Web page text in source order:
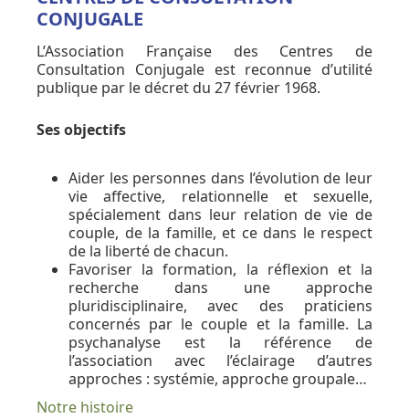
CONJUGALE
L’Association Française des Centres de
Consultation Conjugale est reconnue d’utilité
publique par le décret du 27 février 1968.
Ses objectifs
Aider les personnes dans l’évolution de leur
vie affective, relationnelle et sexuelle,
spécialement dans leur relation de vie de
couple, de la famille, et ce dans le respect
de la liberté de chacun.
Favoriser la formation, la réflexion et la
recherche dans une approche
pluridisciplinaire, avec des praticiens
concernés par le couple et la famille. La
psychanalyse est la référence de
l’association avec l’éclairage d’autres
approches : systémie, approche groupale…
Notre histoire